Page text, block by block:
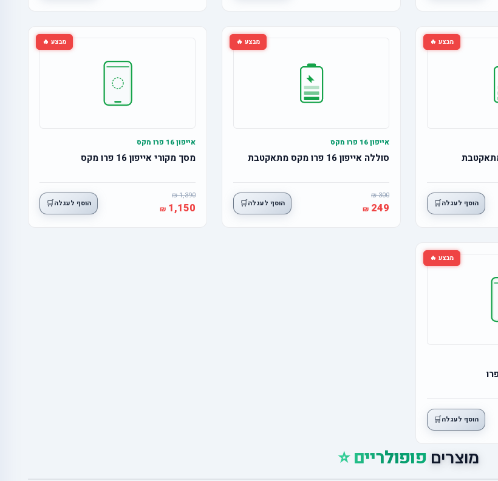
מבצע 🔥
הוסף לעגלה🛒
מבצע 🔥
אייפון 16 פרו מקס
סוללה אייפון 16 פרו מקס מתאקטבת
300
249 הוסף לעגלה🛒
מבצע 🔥
אייפון 16 פרו מקס
מסך מקורי אייפון 16 פרו מקס
1,390
1,150 הוסף לעגלה🛒
מבצע 🔥
הוסף לעגלה🛒
מוצרים פופולריים ⭐